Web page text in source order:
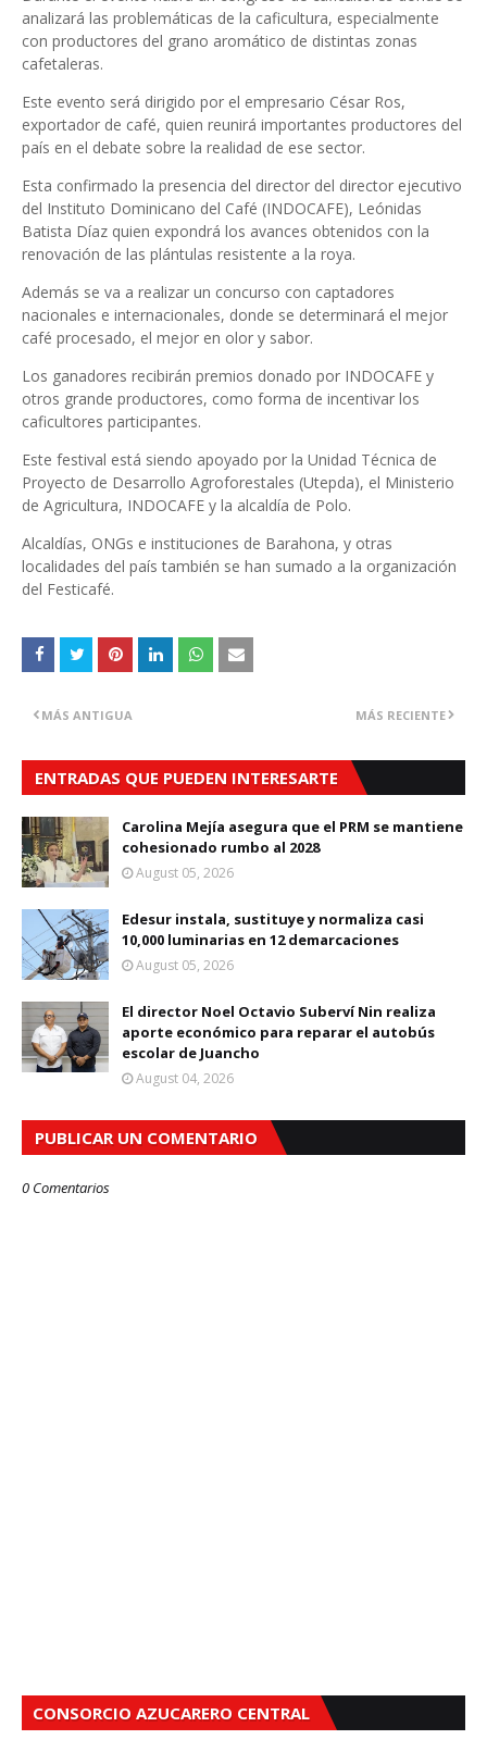
analizará las problemáticas de la caficultura, especialmente
con productores del grano aromático de distintas zonas
cafetaleras.
Este evento será dirigido por el empresario César Ros,
exportador de café, quien reunirá importantes productores del
país en el debate sobre la realidad de ese sector.
Esta confirmado la presencia del director del director ejecutivo
del Instituto Dominicano del Café (INDOCAFE), Leónidas
Batista Díaz quien expondrá los avances obtenidos con la
renovación de las plántulas resistente a la roya.
Además se va a realizar un concurso con captadores
nacionales e internacionales, donde se determinará el mejor
café procesado, el mejor en olor y sabor.
Los ganadores recibirán premios donado por INDOCAFE y
otros grande productores, como forma de incentivar los
caficultores participantes.
Este festival está siendo apoyado por la Unidad Técnica de
Proyecto de Desarrollo Agroforestales (Utepda), el Ministerio
de Agricultura, INDOCAFE y la alcaldía de Polo.
Alcaldías, ONGs e instituciones de Barahona, y otras
localidades del país también se han sumado a la organización
del Festicafé.
MÁS RECIENTE
MÁS ANTIGUA
ENTRADAS QUE PUEDEN INTERESARTE
Carolina Mejía asegura que el PRM se mantiene
cohesionado rumbo al 2028
August 05, 2026
Edesur instala, sustituye y normaliza casi
10,000 luminarias en 12 demarcaciones
August 05, 2026
El director Noel Octavio Suberví Nin realiza
aporte económico para reparar el autobús
escolar de Juancho
August 04, 2026
PUBLICAR UN COMENTARIO
0 Comentarios
CONSORCIO AZUCARERO CENTRAL